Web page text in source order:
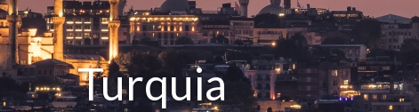
Turquia